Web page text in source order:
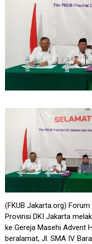
(FKUB Jakarta.org)
Provinsi DKI Jakarta
ke Gereja Masehi Advent
beralamat, Jl. SMA IV